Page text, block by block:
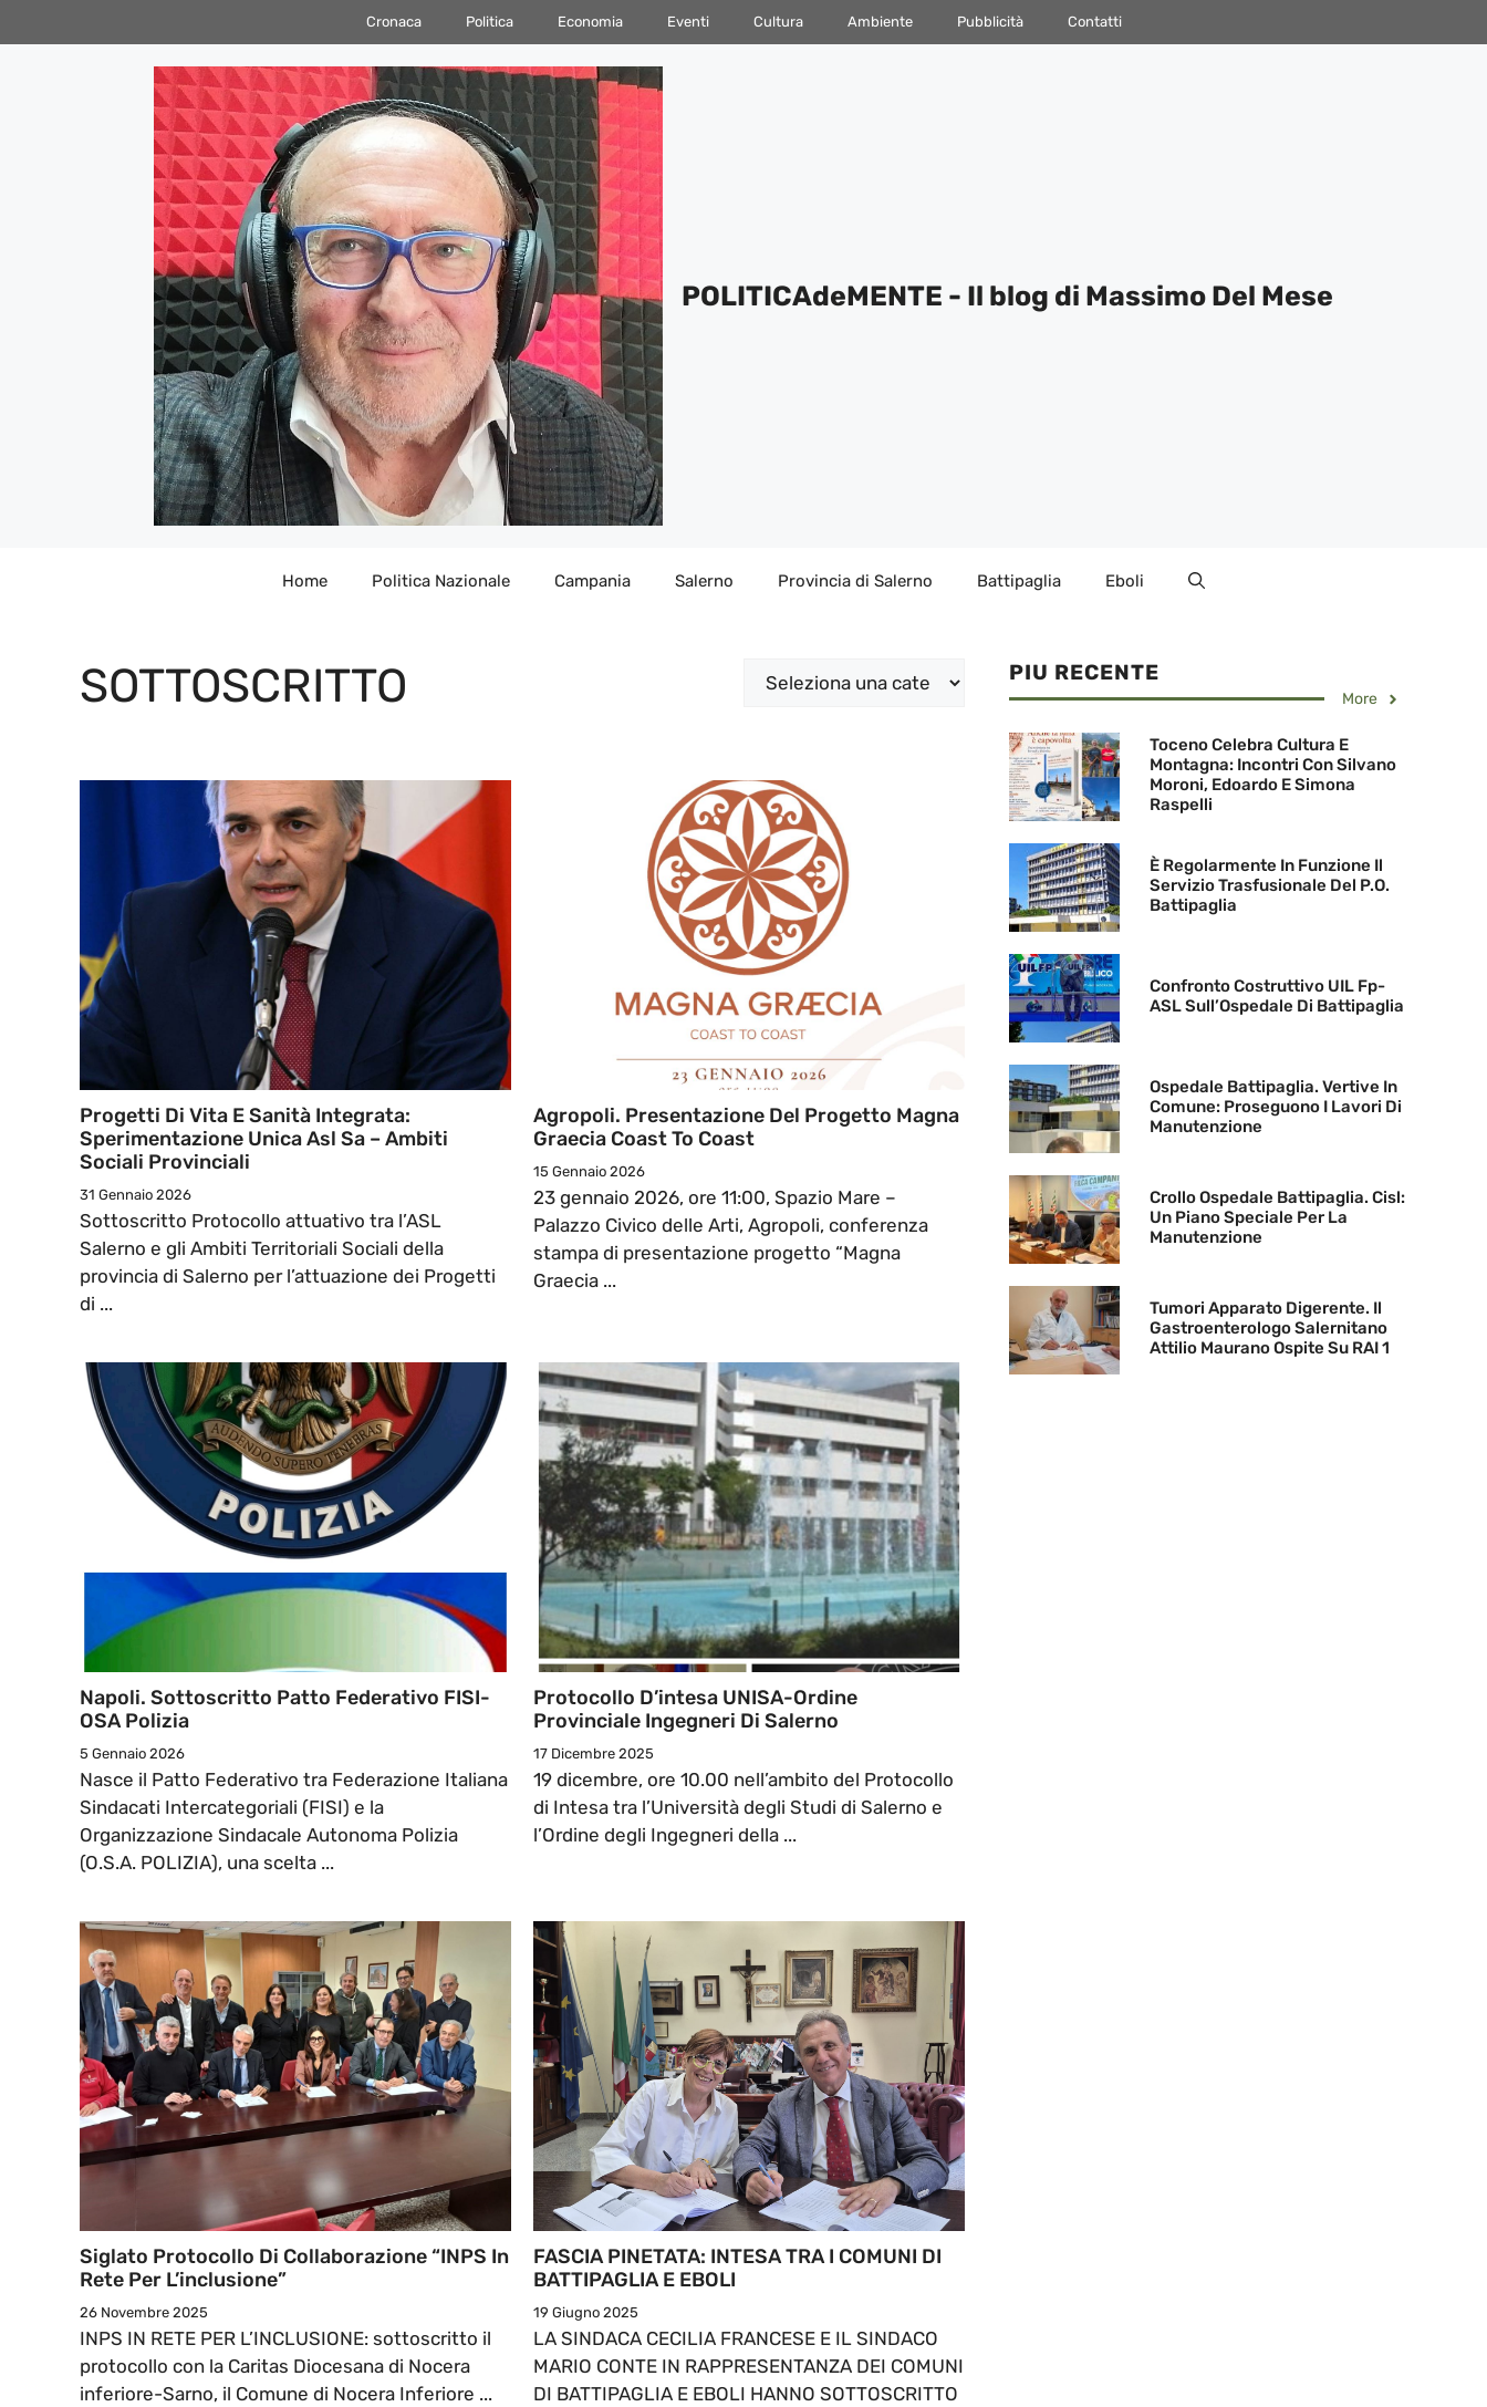
al
Cronaca Politica Economia Eventi Cultura Ambiente Pubblicità Contatti
POLITICAdeMENTE - Il blog di Massimo Del Mese
Home Politica Nazionale Campania Salerno Provincia di Salerno Battipaglia Eboli
SOTTOSCRITTO Categorie
Progetti Di Vita E Sanità Integrata:
Sperimentazione Unica Asl Sa – Ambiti
Sociali Provinciali
31 Gennaio 2026
Sottoscritto Protocollo attuativo tra l’ASL
Salerno e gli Ambiti Territoriali Sociali della
provincia di Salerno per l’attuazione dei Progetti
di ...
Agropoli. Presentazione Del Progetto Magna
Graecia Coast To Coast
15 Gennaio 2026
23 gennaio 2026, ore 11:00, Spazio Mare –
Palazzo Civico delle Arti, Agropoli, conferenza
stampa di presentazione progetto “Magna
Graecia ...
Napoli. Sottoscritto Patto Federativo FISI-
OSA Polizia
5 Gennaio 2026
Nasce il Patto Federativo tra Federazione Italiana
Sindacati Intercategoriali (FISI) e la
Organizzazione Sindacale Autonoma Polizia
(O.S.A. POLIZIA), una scelta ...
Protocollo D’intesa UNISA-Ordine
Provinciale Ingegneri Di Salerno
17 Dicembre 2025
19 dicembre, ore 10.00 nell’ambito del Protocollo
di Intesa tra l’Università degli Studi di Salerno e
l’Ordine degli Ingegneri della ...
Siglato Protocollo Di Collaborazione “INPS In
Rete Per L’inclusione”
26 Novembre 2025
INPS IN RETE PER L’INCLUSIONE: sottoscritto il
protocollo con la Caritas Diocesana di Nocera
inferiore-Sarno, il Comune di Nocera Inferiore ...
FASCIA PINETATA: INTESA TRA I COMUNI DI
BATTIPAGLIA E EBOLI
19 Giugno 2025
LA SINDACA CECILIA FRANCESE E IL SINDACO
MARIO CONTE IN RAPPRESENTANZA DEI COMUNI
DI BATTIPAGLIA E EBOLI HANNO SOTTOSCRITTO
PIU RECENTE
More
Toceno Celebra Cultura E
Montagna: Incontri Con Silvano
Moroni, Edoardo E Simona
Raspelli
È Regolarmente In Funzione Il
Servizio Trasfusionale Del P.O.
Battipaglia
Confronto Costruttivo UIL Fp-
ASL Sull’Ospedale Di Battipaglia
Ospedale Battipaglia. Vertive In
Comune: Proseguono I Lavori Di
Manutenzione
Crollo Ospedale Battipaglia. Cisl:
Un Piano Speciale Per La
Manutenzione
Tumori Apparato Digerente. Il
Gastroenterologo Salernitano
Attilio Maurano Ospite Su RAI 1